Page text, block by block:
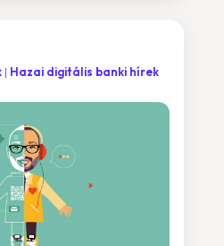
Hazai digitális banki hírek